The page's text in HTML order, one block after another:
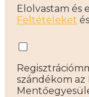
Elolvastam és
Feltételeket
szándékom